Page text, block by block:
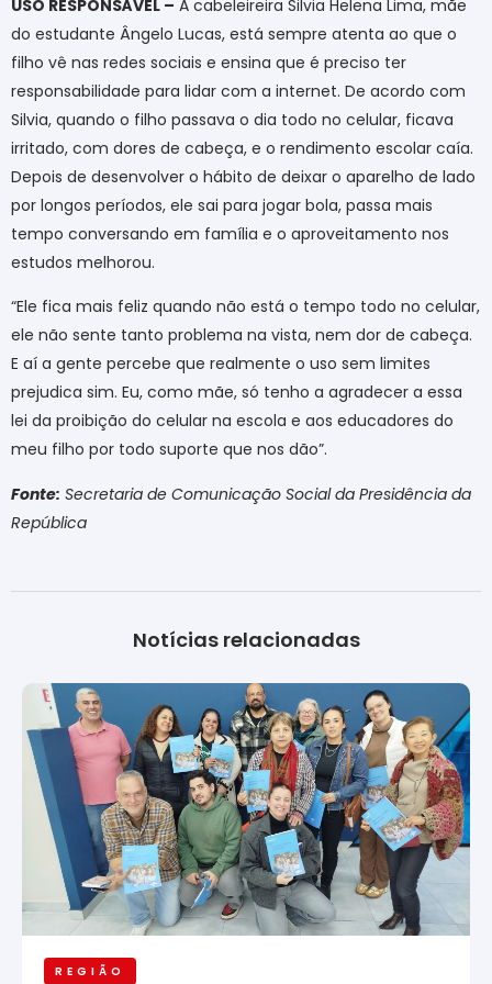
USO RESPONSÁVEL – A cabeleireira Silvia Helena Lima, mãe
do estudante Ângelo Lucas, está sempre atenta ao que o
filho vê nas redes sociais e ensina que é preciso ter
responsabilidade para lidar com a internet. De acordo com
Silvia, quando o filho passava o dia todo no celular, ficava
irritado, com dores de cabeça, e o rendimento escolar caía.
Depois de desenvolver o hábito de deixar o aparelho de lado
por longos períodos, ele sai para jogar bola, passa mais
tempo conversando em família e o aproveitamento nos
estudos melhorou.
“Ele fica mais feliz quando não está o tempo todo no celular,
ele não sente tanto problema na vista, nem dor de cabeça.
E aí a gente percebe que realmente o uso sem limites
prejudica sim. Eu, como mãe, só tenho a agradecer a essa
lei da proibição do celular na escola e aos educadores do
meu filho por todo suporte que nos dão”.
Fonte: Secretaria de Comunicação Social da Presidência da
República
Notícias relacionadas
REGIÃO